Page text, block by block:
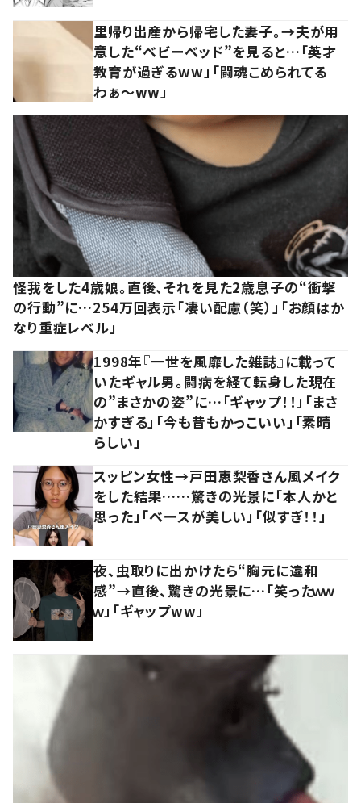
里帰り出産から帰宅した妻子。→夫が用
意した“ベビーベッド”を見ると…「英才
教育が過ぎるww」「闘魂こめられてる
わぁ～ww」
怪我をした4歳娘。直後、それを見た2歳息子の“衝撃
の行動”に…254万回表示「凄い配慮（笑）」「お顔はか
なり重症レベル」
1998年『一世を風靡した雑誌』に載って
いたギャル男。闘病を経て転身した現在
の”まさかの姿”に…「ギャップ！！」「まさ
かすぎる」「今も昔もかっこいい」「素晴
らしい」
スッピン女性→戸田恵梨香さん風メイク
をした結果……驚きの光景に「本人かと
思った」「ベースが美しい」「似すぎ！！」
夜、虫取りに出かけたら“胸元に違和
感”→直後、驚きの光景に…「笑ったｗｗ
ｗ」「ギャップww」